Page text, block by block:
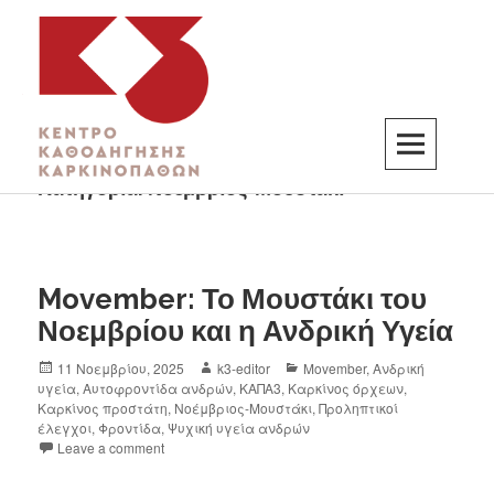
K3
ΚΕΝΤΡΟ ΚΑΘΟΔΗΓΗΣΗΣ ΚΑΡΚΙΝΟΠΑΘΩΝ
Κατηγορία:Νοέμβριος-Μουστάκι
Movember: Το Μουστάκι του
Νοεμβρίου και η Ανδρική Υγεία
11 Νοεμβρίου, 2025 k3-editor Movember,Ανδρική
υγεία,Αυτοφροντίδα ανδρών, ΚΑΠΑ3, Καρκίνος όρχεων,
Καρκίνος προστάτη, Νοέμβριος-Μουστάκι,Προληπτικοί
έλεγχοι, Φροντίδα,Ψυχική υγεία ανδρών
Leave a comment